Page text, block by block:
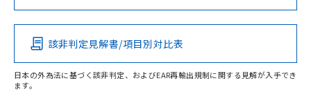
Pb Hg Cd Cr(VI)
O
この製品の規格認証/適合状況ページへ
その他の認証はこちらのページからご検索ください
該非判定見解書/項目別対比表
日本の外為法に基づく該非判定、およびEAR再輸出規制に関する見解が入手でき
ます。